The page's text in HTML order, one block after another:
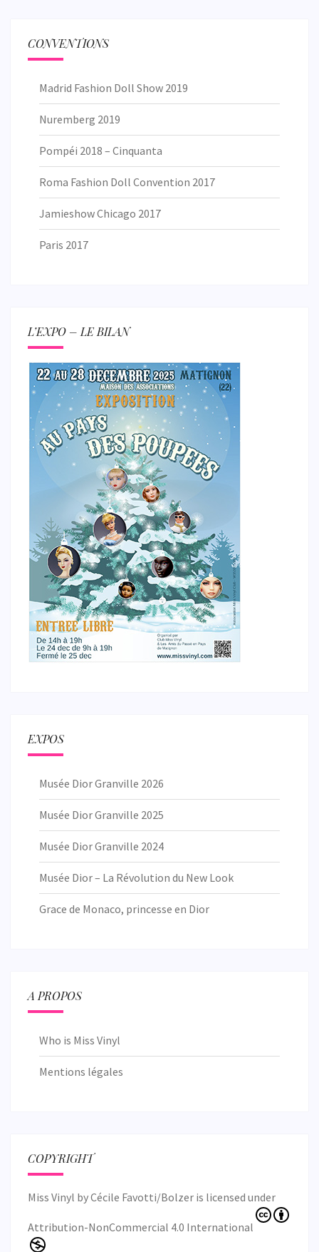
CONVENTIONS
Madrid Fashion Doll Show 2019
Nuremberg 2019
Pompéi 2018 – Cinquanta
Roma Fashion Doll Convention 2017
Jamieshow Chicago 2017
Paris 2017
L’EXPO – LE BILAN
EXPOS
Musée Dior Granville 2026
Musée Dior Granville 2025
Musée Dior Granville 2024
Musée Dior – La Révolution du New Look
Grace de Monaco, princesse en Dior
A PROPOS
Who is Miss Vinyl
Mentions légales
COPYRIGHT
Miss Vinyl byCécile Favotti/Bolzer is licensed under
Attribution-NonCommercial 4.0 International